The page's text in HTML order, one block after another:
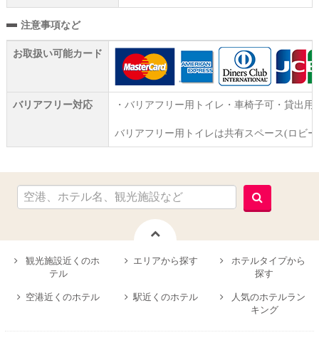
注意事項など
お取扱い可能カード
バリアフリー対応 ・バリアフリー用トイレ・車椅子可・貸出用
バリアフリー用トイレは共有スペース(ロビ
観光施設近くのホ
テル
エリアから探す
ホテルタイプから
探す
空港近くのホテル 駅近くのホテル
人気のホテルラン
キング